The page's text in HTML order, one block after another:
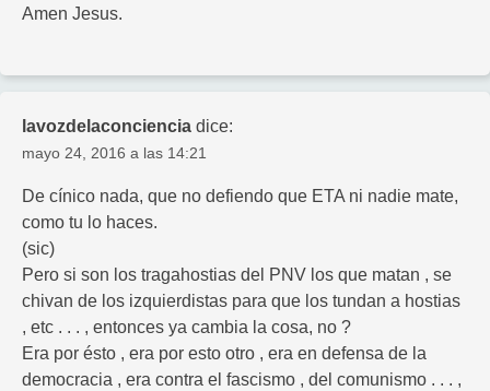
Amen Jesus.
lavozdelaconciencia dice:
mayo 24, 2016 a las 14:21
De cínico nada, que no defiendo que ETA ni nadie mate,
como tu lo haces.
(sic)
Pero si son los tragahostias del PNV los que matan , se
chivan de los izquierdistas para que los tundan a hostias
, etc . . . , entonces ya cambia la cosa, no ?
Era por ésto , era por esto otro , era en defensa de la
democracia , era contra el fascismo , del comunismo . . . ,